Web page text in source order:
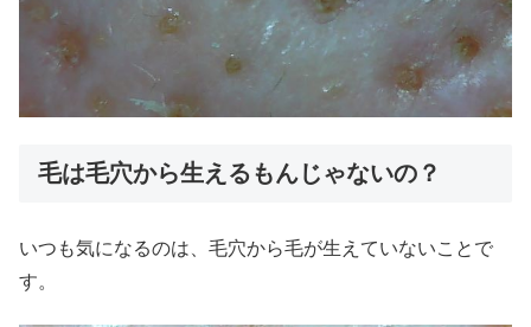
毛は毛穴から生えるもんじゃないの？
いつも気になるのは、毛穴から毛が生えていないことで
す。